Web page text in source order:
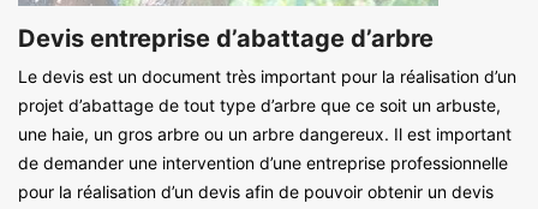
Devis entreprise d’abattage d’arbre
Le devis est un document très important pour la réalisation d’un
projet d’abattage de tout type d’arbre que ce soit un arbuste,
une haie, un gros arbre ou un arbre dangereux. Il est important
de demander une intervention d’une entreprise professionnelle
pour la réalisation d’un devis afin de pouvoir obtenir un devis